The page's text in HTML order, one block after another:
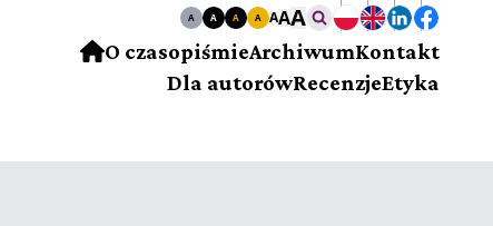
A A A A AAA
O czasopiśmieArchiwumKontakt
Dla autorówRecenzjeEtyka